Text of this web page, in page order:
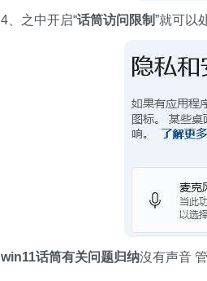
4、之中开启“话筒访问限制”就可以
win11话筒有关问题归纳沒有声音